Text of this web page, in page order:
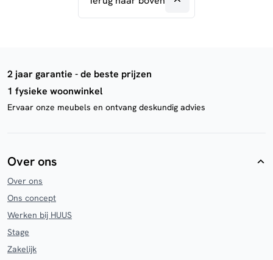
2 jaar garantie - de beste prijzen
1 fysieke woonwinkel
Ervaar onze meubels en ontvang deskundig advies
Over ons
Over ons
Ons concept
Werken bij HUUS
Stage
Zakelijk